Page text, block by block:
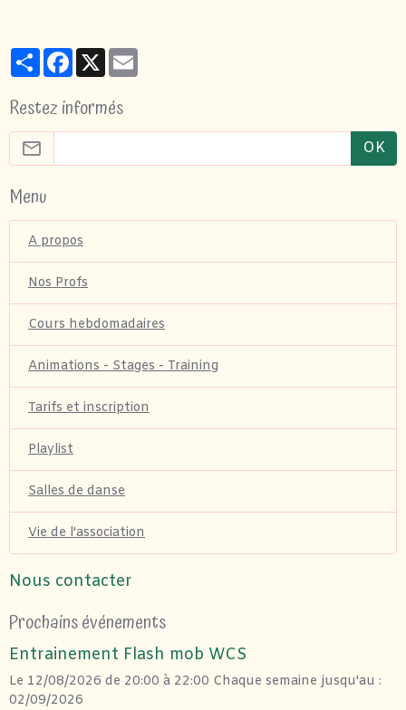
PartagerFacebook
X
Restez informés
OK
Menu
A propos
Nos Profs
Cours hebdomadaires
Animations - Stages - Training
Tarifs et inscription
Playlist
Salles de danse
Vie de l'association
Nous contacter
Prochains événements
Entrainement Flash mob WCS
Le 12/08/2026 de 20:00 à 22:00 Chaque semaine jusqu'au :
02/09/2026